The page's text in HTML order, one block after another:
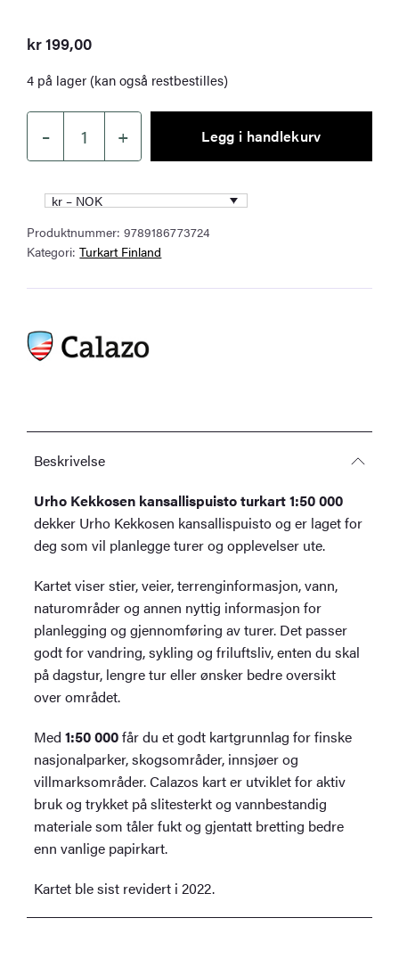
kr199,00
4 på lager (kan også restbestilles)
–
Urho
Kekkosen
kansallispuisto
turkart
1:50
000
+ Legg i handlekurv
kr – NOK
Produktnummer:9789186773724
Kategori:Turkart Finland
Beskrivelse
Urho Kekkosen kansallispuisto turkart 1:50 000
dekker Urho Kekkosen kansallispuisto og er laget for
deg som vil planlegge turer og opplevelser ute.
Kartet viser stier, veier, terrenginformasjon, vann,
naturområder og annen nyttig informasjon for
planlegging og gjennomføring av turer. Det passer
godt for vandring, sykling og friluftsliv, enten du skal
på dagstur, lengre tur eller ønsker bedre oversikt
over området.
Med1:50 000får du et godt kartgrunnlag for finske
nasjonalparker, skogsområder, innsjøer og
villmarksområder. Calazos kart er utviklet for aktiv
bruk og trykket på slitesterkt og vannbestandig
materiale som tåler fukt og gjentatt bretting bedre
enn vanlige papirkart.
Kartet ble sist revidert i 2022.